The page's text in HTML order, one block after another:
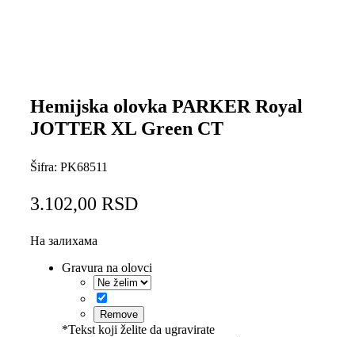
Hemijska olovka PARKER Royal
JOTTER XL Green CT
Šifra: PK68511
3.102,00 RSD
На залихама
Gravura na olovci
Remove
*Tekst koji želite da ugravirate